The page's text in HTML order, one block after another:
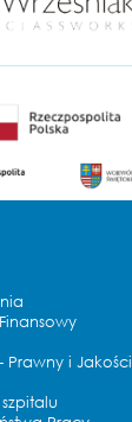
Prawny i Jakości